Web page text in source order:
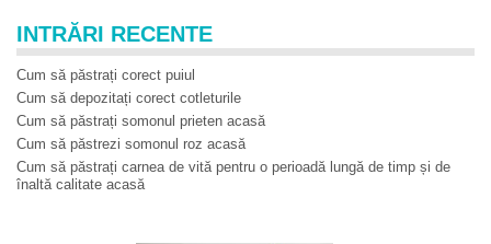
INTRĂRI RECENTE
Cum să păstrați corect puiul
Cum să depozitați corect cotleturile
Cum să păstrați somonul prieten acasă
Cum să păstrezi somonul roz acasă
Cum să păstrați carnea de vită pentru o perioadă lungă de timp și de
înaltă calitate acasă